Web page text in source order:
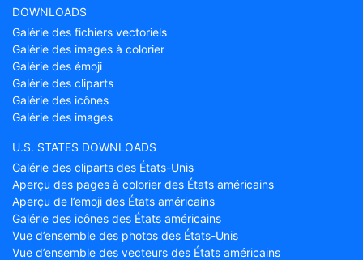
DOWNLOADS
Galérie des fichiers vectoriels
Galérie des images à colorier
Galérie des émoji
Galérie des cliparts
Galérie des icônes
Galérie des images
U.S. STATES DOWNLOADS
Galérie des cliparts des États-Unis
Aperçu des pages à colorier des États américains
Aperçu de l’emoji des États américains
Galérie des icônes des États américains
Vue d’ensemble des photos des États-Unis
Vue d’ensemble des vecteurs des États américains